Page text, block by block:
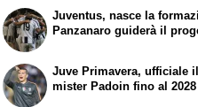
Juventus, nasce la
Panzanaro guiderà il
Juve Primavera, ufficiale
mister Padoin fino al 2028